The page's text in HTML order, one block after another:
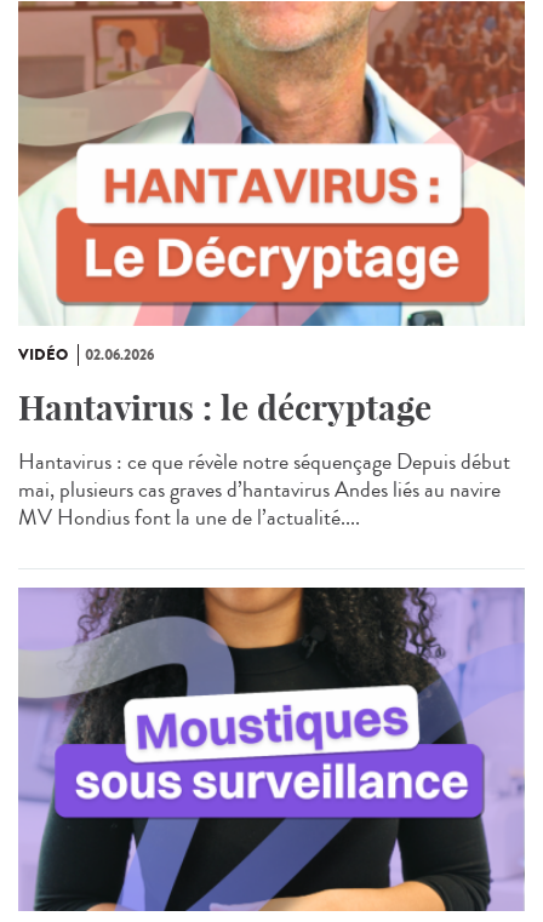
VIDÉO 02.06.2026
Hantavirus : le décryptage
Hantavirus : ce que révèle notre séquençage Depuis début
mai, plusieurs cas graves d’hantavirus Andes liés au navire
MV Hondius font la une de l’actualité....